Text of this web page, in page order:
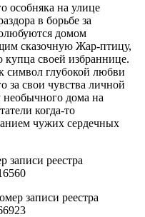
особняка на улице
в борьбе за
домом
сказочную Жар-птицу,
своей избраннице.
символ глубокой любви
за свои чувства личной
дома на
когда-то
чужих сердечных
записи реестра
записи реестра